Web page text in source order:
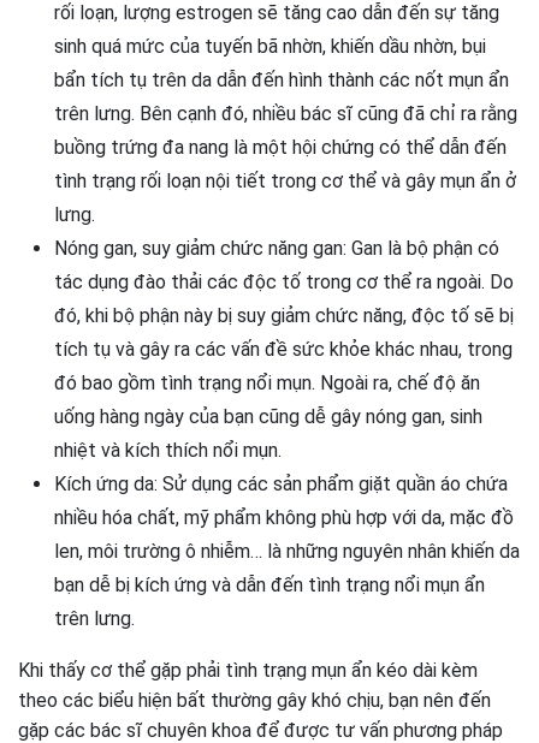
rối loạn, lượng estrogen sẽ tăng cao dẫn đến sự tăng
sinh quá mức của tuyến bã nhờn, khiến dầu nhờn, bụi
bẩn tích tụ trên da dẫn đến hình thành các nốt mụn ẩn
trên lưng. Bên cạnh đó, nhiều bác sĩ cũng đã chỉ ra rằng
buồng trứng đa nang là một hội chứng có thể dẫn đến
tình trạng rối loạn nội tiết trong cơ thể và gây mụn ẩn ở
lưng.
Nóng gan, suy giảm chức năng gan: Gan là bộ phận có
tác dụng đào thải các độc tố trong cơ thể ra ngoài. Do
đó, khi bộ phận này bị suy giảm chức năng, độc tố sẽ bị
tích tụ và gây ra các vấn đề sức khỏe khác nhau, trong
đó bao gồm tình trạng nổi mụn. Ngoài ra, chế độ ăn
uống hàng ngày của bạn cũng dễ gây nóng gan, sinh
nhiệt và kích thích nổi mụn.
Kích ứng da: Sử dụng các sản phẩm giặt quần áo chứa
nhiều hóa chất, mỹ phẩm không phù hợp với da, mặc đồ
len, môi trường ô nhiễm… là những nguyên nhân khiến da
bạn dễ bị kích ứng và dẫn đến tình trạng nổi mụn ẩn
trên lưng.
Khi thấy cơ thể gặp phải tình trạng mụn ẩn kéo dài kèm
theo các biểu hiện bất thường gây khó chịu, bạn nên đến
gặp các bác sĩ chuyên khoa để được tư vấn phương pháp